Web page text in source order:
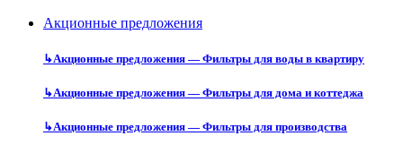
Акционные предложения
↳Акционные предложения — Фильтры для воды в квартиру
↳Акционные предложения — Фильтры для дома и коттеджа
↳Акционные предложения — Фильтры для производства